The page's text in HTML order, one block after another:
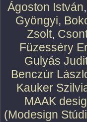
Ágoston István,
Gyöngyi,
Zsolt,
Füzesséry
Gulyás
Benczúr
Kauker
MAAK
(Modesign